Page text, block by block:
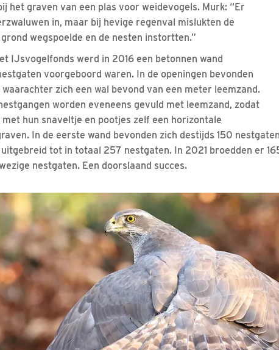
het graven van een plas voor weidevogels. Murk: “Er
in, maar bij hevige regenval mislukten de
wegspoelde en de nesten instortten.”
IJsvogelfonds werd in 2016 een betonnen wand
voorgeboord waren. In de openingen bevonden
zich een wal bevond van een meter leemzand.
worden eveneens gevuld met leemzand, zodat
hun snaveltje en pootjes zelf een horizontale
In de eerste wand bevonden zich destijds 150
tot in totaal 257 nestgaten. In 2021 broedden er
nestgaten. Een doorslaand succes.